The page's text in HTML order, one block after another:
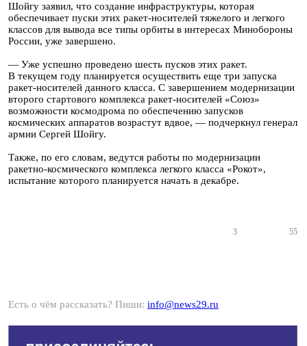
Шойгу заявил, что создание инфраструктуры, которая
обеспечивает пуски этих ракет-носителей тяжелого и легкого
классов для вывода все типы орбиты в интересах Минобороны
России, уже завершено.
— Уже успешно проведено шесть пусков этих ракет.
В текущем году планируется осуществить еще три запуска
ракет-носителей данного класса. С завершением модернизации
второго стартового комплекса ракет-носителей «Союз»
возможности космодрома по обеспечению запусков
космических аппаратов возрастут вдвое, — подчеркнул генерал
армии Сергей Шойгу.
Также, по его словам, ведутся работы по модернизации
ракетно-космического комплекса легкого класса «Рокот»,
испытание которого планируется начать в декабре.
3 55
Есть о чём рассказать? Пиши: info@news29.ru